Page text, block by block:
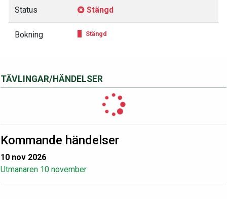
TÄVLINGAR/HÄNDELSER
Kommande händelser
10 nov 2026
Utmanaren 10 november
Status Stängd
Bokning Stängd